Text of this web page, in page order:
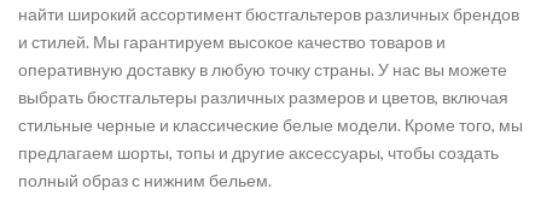
найти широкий ассортимент бюстгальтеров различных брендов
и стилей. Мы гарантируем высокое качество товаров и
оперативную доставку в любую точку страны. У нас вы можете
выбрать бюстгальтеры различных размеров и цветов, включая
стильные черные и классические белые модели. Кроме того, мы
предлагаем шорты, топы и другие аксессуары, чтобы создать
полный образ с нижним бельем.